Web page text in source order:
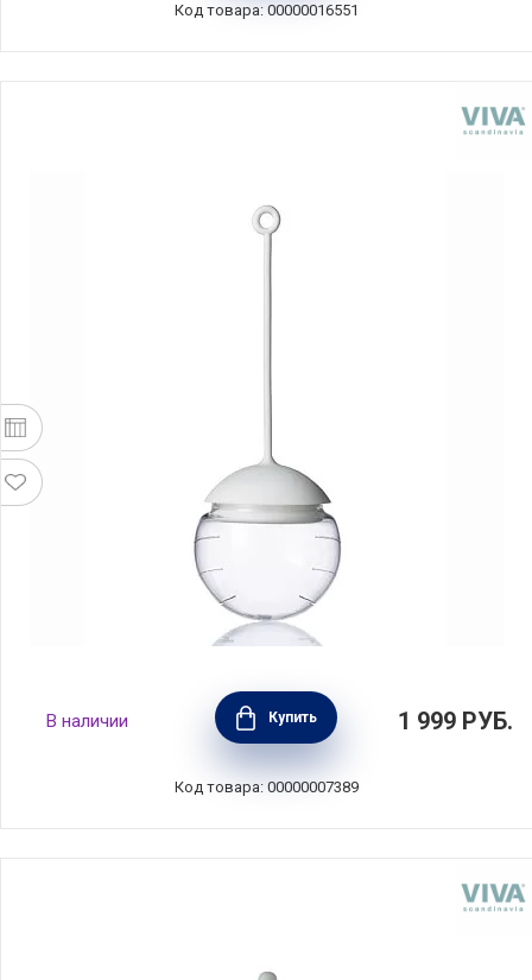
Код товара: 00000016551
Заварник для чая шар, Viva Scandinavia,
V70302
В наличии Купить 1 999 РУБ.
Код товара: 00000007389